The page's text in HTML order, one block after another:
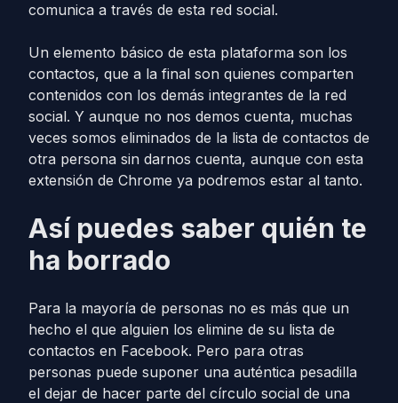
comunica a través de esta red social.
Un elemento básico de esta plataforma son los
contactos, que a la final son quienes comparten
contenidos con los demás integrantes de la red
social. Y aunque no nos demos cuenta, muchas
veces somos eliminados de la lista de contactos de
otra persona sin darnos cuenta, aunque con esta
extensión de Chrome ya podremos estar al tanto.
Así puedes saber quién te
ha borrado
Para la mayoría de personas no es más que un
hecho el que alguien los elimine de su lista de
contactos en Facebook. Pero para otras
personas puede suponer una auténtica pesadilla
el dejar de hacer parte del círculo social de una